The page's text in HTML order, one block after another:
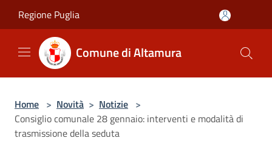
Regione Puglia
Comune di Altamura
Home > Novità > Notizie >
Consiglio comunale 28 gennaio: interventi e modalità di
trasmissione della seduta